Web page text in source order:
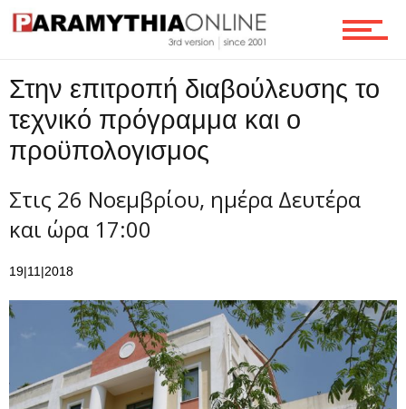
Τεχνολογία
Ροή
Στην επιτροπή διαβούλευσης το
τεχνικό πρόγραμμα και ο
προϋπολογισμος
Στις 26 Νοεμβρίου, ημέρα Δευτέρα
και ώρα 17:00
19|11|2018